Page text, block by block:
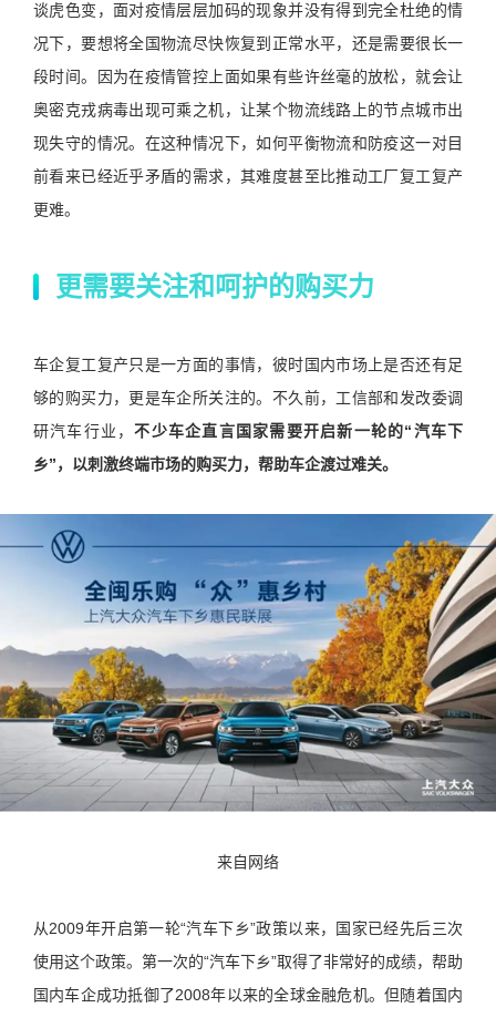
谈虎色变，面对疫情层层加码的现象并没有得到完全杜绝的情
况下，要想将全国物流尽快恢复到正常水平，还是需要很长一
段时间。因为在疫情管控上面如果有些许丝毫的放松，就会让
奥密克戎病毒出现可乘之机，让某个物流线路上的节点城市出
现失守的情况。在这种情况下，如何平衡物流和防疫这一对目
前看来已经近乎矛盾的需求，其难度甚至比推动工厂复工复产
更难。
更需要关注和呵护的购买力
车企复工复产只是一方面的事情，彼时国内市场上是否还有足
够的购买力，更是车企所关注的。不久前，工信部和发改委调
研汽车行业，不少车企直言国家需要开启新一轮的“汽车下
乡”，以刺激终端市场的购买力，帮助车企渡过难关。
来自网络
从2009年开启第一轮“汽车下乡”政策以来，国家已经先后三次
使用这个政策。第一次的“汽车下乡”取得了非常好的成绩，帮助
国内车企成功抵御了2008年以来的全球金融危机。但随着国内